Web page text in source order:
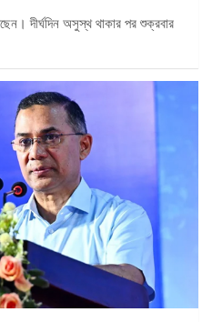
দীর্ঘদিন অসুস্থ থাকার পর শুক্রবার